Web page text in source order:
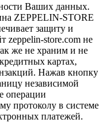
Ваших данных.
ZEPPELIN-STORE
защиту и
store.com не
же не храним и не
картах,
Нажав кнопку
независимой
операции
протоколу в системе
платежей.